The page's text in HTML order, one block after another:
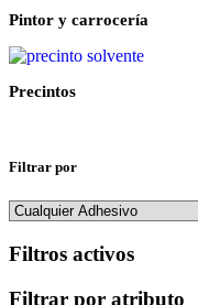
Pintor y carrocería
Precintos
Filtrar por
Filtros activos
Filtrar por atributo